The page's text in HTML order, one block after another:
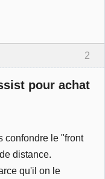
2
pour achat
confondre le "front
distance.
qu'il on le